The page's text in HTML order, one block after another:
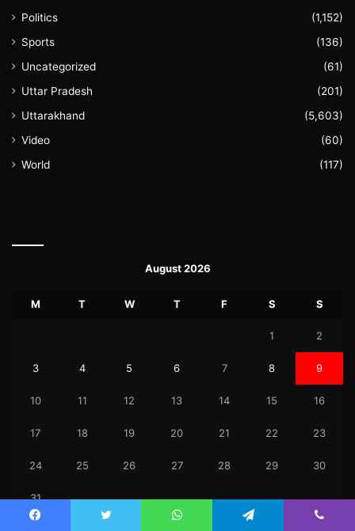
Politics
(1,152)
Sports
(136)
Uncategorized
(61)
Uttar Pradesh
(201)
Uttarakhand
(5,603)
Video
(60)
World
(117)
August 2026
M T W T F S S
1 2
3 4 5 6 7 8 9
10 11 12 13 14 15 16
17 18 19 20 21 22 23
24 25 26 27 28 29 30
31